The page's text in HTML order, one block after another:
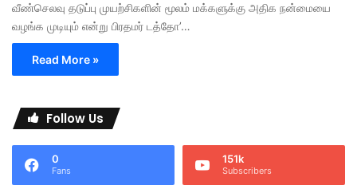
வீண்செலவு தடுப்பு முயற்சிகளின் மூலம் மக்களுக்கு அதிக நன்மையை
வழங்க முடியும் என்று பிரதமர் டத்தோ’…
Read More »
Follow Us
0
Fans
151k
Subscribers